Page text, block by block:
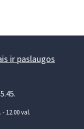
ir paslaugos
12.00 val.